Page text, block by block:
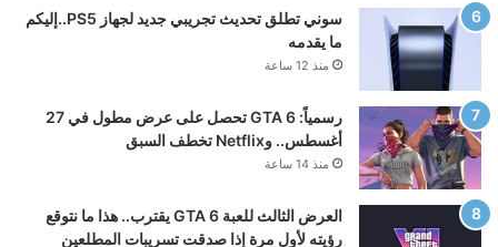
سوني تطلق تحديث تجريبي جديد لجهاز PS5..إليكم
ما يقدمه
منذ 12 ساعة
رسمياً: GTA 6 تحصل على عرض مطول في 27
أغسطس.. وNetflix تخطف السبق
منذ 14 ساعة
العرض الثالث للعبة GTA 6 يقترب.. هذا ما نتوقع
رؤيته لأول مرة إذا صدقت تسريبات المطلعين